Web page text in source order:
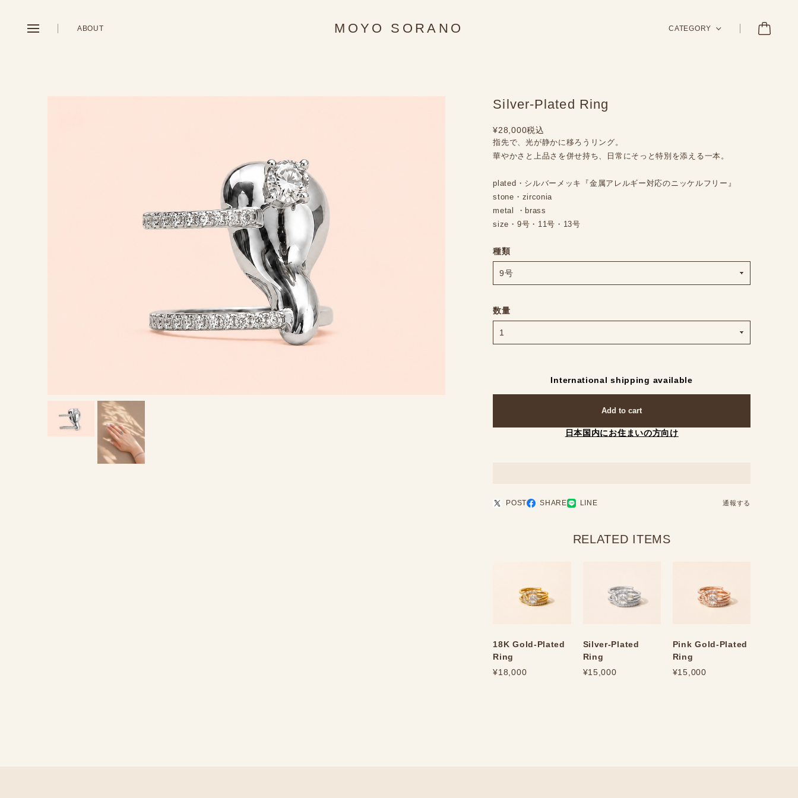
ABOUT MOYO SORANO CATEGORY
Silver-Plated Ring
¥28,000税込
指先で、光が静かに移ろうリング。
華やかさと上品さを併せ持ち、日常にそっと特別を添える一本。
plated・シルバーメッキ『金属アレルギー対応のニッケルフリー』
stone・zirconia
metal ・brass
size・9号・11号・13号
種類
数量
International shipping available
Add to cart
日本国内にお住まいの方向け
POST SHARE LINE 通報する
RELATED ITEMS
18K Gold-Plated
Ring
¥18,000
Silver-Plated
Ring
¥15,000
Pink Gold-Plated
Ring
¥15,000